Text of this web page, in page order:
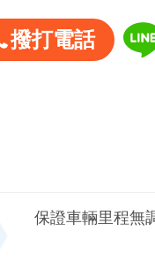
撥打電話
保證車輛里程無